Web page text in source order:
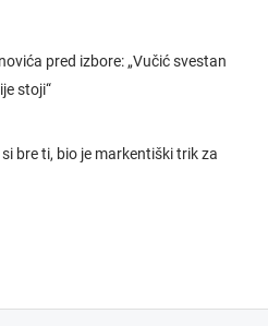
pred izbore: „Vučić svestan
stoji“
bre ti, bio je markentiški trik za